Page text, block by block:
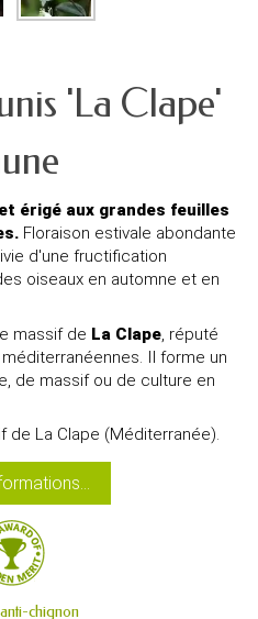
'La Clape'
érigé aux grandes feuilles
Floraison estivale abondante
d'une fructification
oiseaux en automne et en
massif de La Clape, réputé
Il forme un
de massif ou de culture en
de La Clape (Méditerranée).
chignon